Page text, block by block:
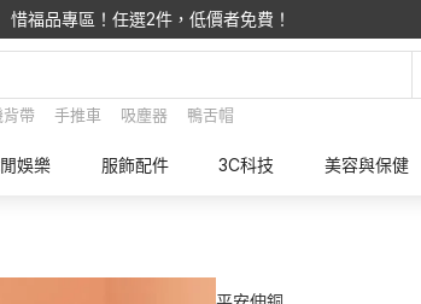
惜福品專區！任選2件，低價者免費！
帶 手推車 吸塵器 鴨舌帽
娛樂 服飾配件 3C科技 美容與保健